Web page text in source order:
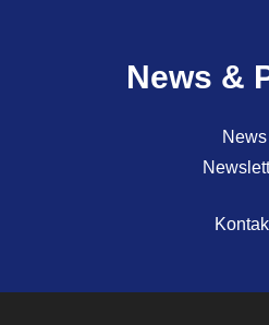
News &
News